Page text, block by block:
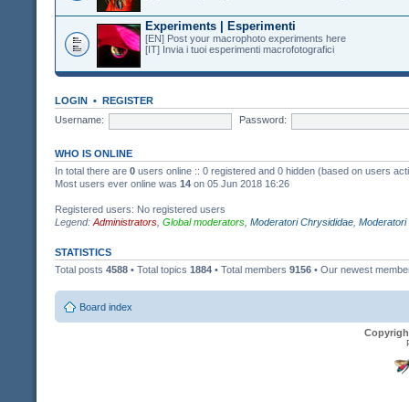
Experiments | Esperimenti
[EN] Post your macrophoto experiments here
[IT] Invia i tuoi esperimenti macrofotografici
LOGIN • REGISTER
Username:
Password:
WHO IS ONLINE
In total there are 0 users online :: 0 registered and 0 hidden (based on users
Most users ever online was 14 on 05 Jun 2018 16:26
Registered users: No registered users
Legend: Administrators Global moderators Moderatori Chrysididae
STATISTICS
Total posts 4588 • Total topics 1884 • Total members 9156 • Our newest
Board index